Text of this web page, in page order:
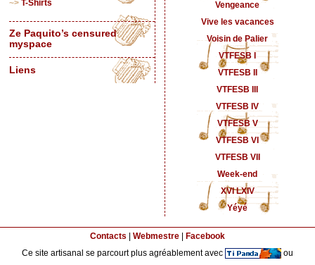
T-Shirts
Ze Paquito’s censured
myspace
Liens
Vengeance
Vive les vacances
Voisin de Palier
VTFESB I
VTFESB II
VTFESB III
VTFESB IV
VTFESB V
VTFESB VI
VTFESB VII
Week-end
XVI LXIV
Yéyé
Contacts Webmestre
Facebook
Ce site artisanal se parcourt plus agréablement avec
ou